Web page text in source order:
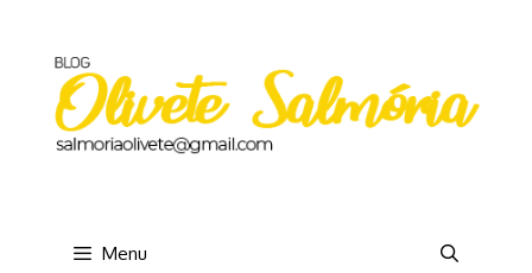
conteúdo
Menu